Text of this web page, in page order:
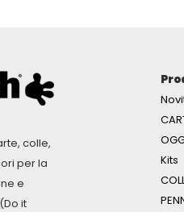
colle,
per la
e
it
Kits